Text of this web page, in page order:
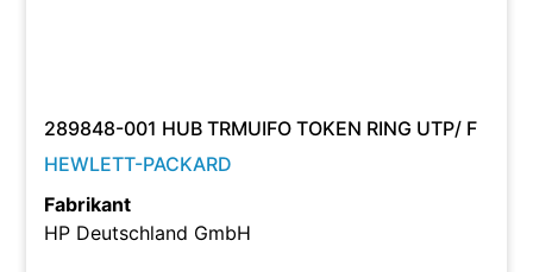
289848-001 HUB TRMUIFO TOKEN RING UTP/ F
HEWLETT-PACKARD
Fabrikant
HP Deutschland GmbH